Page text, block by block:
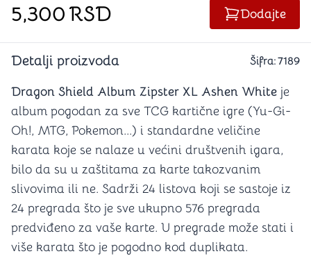
5,300RSD Dodajte
Detalji proizvoda Šifra:7189
Dragon Shield Album Zipster XL Ashen White je
album pogodan za sve TCG kartične igre (Yu-Gi-
Oh!, MTG, Pokemon...) i standardne veličine
karata koje se nalaze u većini društvenih igara,
bilo da su u zaštitama za karte takozvanim
slivovima ili ne. Sadrži 24 listova koji se sastoje iz
24 pregrada što je sve ukupno 576 pregrada
predviđeno za vaše karte. U pregrade može stati i
više karata što je pogodno kod duplikata.